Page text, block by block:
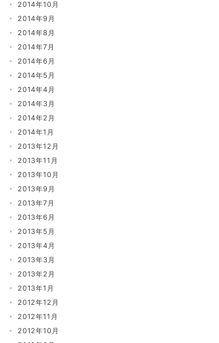
2014年10月
2014年9月
2014年8月
2014年7月
2014年6月
2014年5月
2014年4月
2014年3月
2014年2月
2014年1月
2013年12月
2013年11月
2013年10月
2013年9月
2013年7月
2013年6月
2013年5月
2013年4月
2013年3月
2013年2月
2013年1月
2012年12月
2012年11月
2012年10月